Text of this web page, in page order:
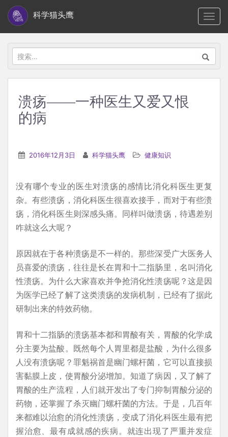
i
科学猫头鹰
搜
索：
溃疡——一种医生又爱又恨
的病
2016年12月3日 科学猫头鹰 健康知识
没有哪个专业的医生对溃疡的感情比消化科医生更复
杂。有些溃疡，消化科医生很喜欢接手，而对于有些溃
疡，消化科医生则深感头痛。同样叫做溃疡，待遇差别
咋就这么大呢？
原因就在于各种溃疡是不一样的。那些深受广大医务人
员喜爱的溃疡，往往是长在胃和十二指肠里，名叫消化
性溃疡。为什么大家喜欢并争抢消化性溃疡呢？这是因
为医学已经了解了这类溃疡的发病机制，已经有了据此
研制出来的特效药物。
胃和十二指肠的溃疡基本都和胃酸有关，胃酸的化学成
分主要为盐酸。既然每个人胃里都是盐酸，为什么很多
人没有溃疡呢？罪魁祸首是幽门螺杆菌，它可以直接损
害黏膜上皮，使胃酸分泌增加。知道了病因，又了解了
胃酸的生产流程，人们就开发出了专门抑制胃酸分泌的
药物，还掌握了杀灭幽门螺杆菌的方法。于是，几百年
来都难以治愈的消化性溃疡，变成了消化科医生最有把
握治愈、最有成就感的疾病。就连出现了严重并发症